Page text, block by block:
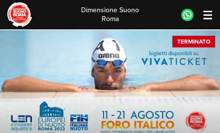
Dimensione Suono
Roma
TERMINATO